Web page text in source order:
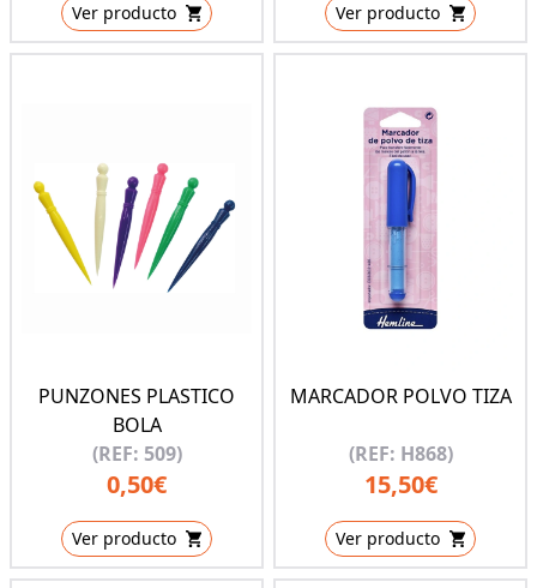
Ver producto Ver producto
PUNZONES PLASTICO
BOLA
(REF: 509)
0,50€
Ver producto
MARCADOR POLVO TIZA
(REF: H868)
15,50€
Ver producto